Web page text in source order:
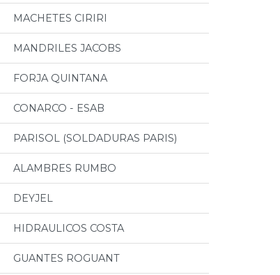
MACHETES CIRIRI
MANDRILES JACOBS
FORJA QUINTANA
CONARCO - ESAB
PARISOL (SOLDADURAS PARIS)
ALAMBRES RUMBO
DEYJEL
HIDRAULICOS COSTA
GUANTES ROGUANT